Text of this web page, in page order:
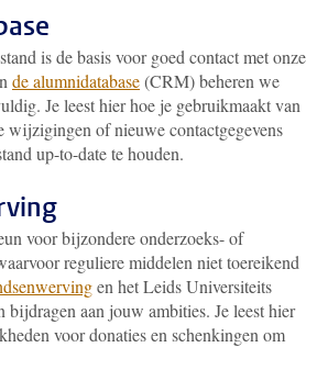
is de basis voor goed contact met onze
de alumnidatabase(CRM) beheren we
Je leest hier hoe je gebruikmaakt van
wijzigingen of nieuwe contactgegevens
up-to-date te houden.
voor bijzondere onderzoeks- of
reguliere middelen niet toereikend
en het Leids Universiteits
aan jouw ambities. Je leest hier
voor donaties en schenkingen om